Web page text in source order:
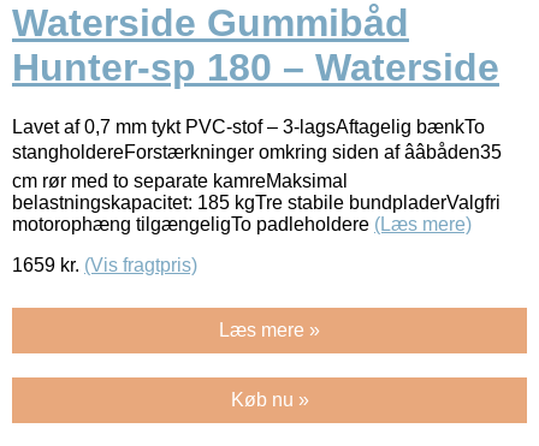
Waterside Gummibåd
Hunter-sp 180 – Waterside
Lavet af 0,7 mm tykt PVC-stof – 3-lagsAftagelig bænkTo
stangholdereForstærkninger omkring siden af ââbåden35
cm rør med to separate kamreMaksimal
belastningskapacitet: 185 kgTre stabile bundpladerValgfri
motorophæng tilgængeligTo padleholdere (Læs mere)
1659 kr. (Vis fragtpris)
Læs mere »
Køb nu »